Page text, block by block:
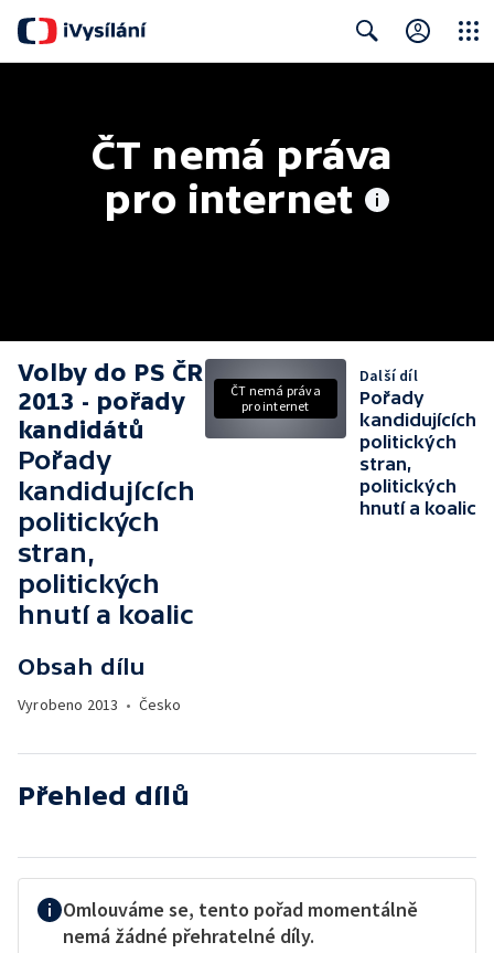
ČT nemá práva
pro internet
Volby do PS ČR
2013 - pořady
kandidátů
Pořady
kandidujících
politických
stran,
politických
hnutí a koalic
Obsah dílu
Vyrobeno 2013 • Česko
ČT nemá práva
pro internet
Další díl
Pořady
kandidujících
politických
stran,
politických
hnutí a koalic
Přehled dílů
Omlouváme se, tento pořad momentálně
nemá žádné přehratelné díly.